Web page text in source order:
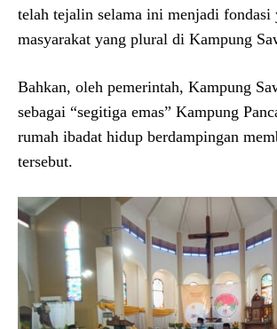
telah tejalin selama ini menjadi fondasi
masyarakat yang plural di Kampung
Bahkan, oleh pemerintah, Kampung
sebagai “segitiga emas” Kampung
rumah ibadat hidup berdampingan
tersebut.